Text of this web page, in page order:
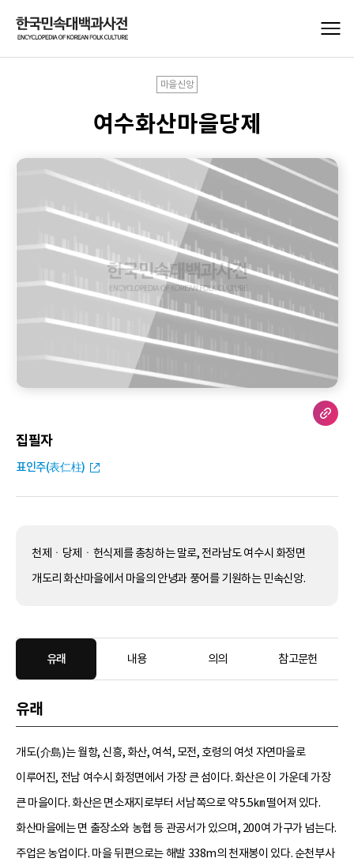
마을신앙
여수화산마을당제
집필자
표인주(表仁柱)
천제ㆍ당제ㆍ헌식제를 총칭하는 말로, 전라남도 여수시 화정면
개도리 화산마을에서 마을의 안녕과 풍어를 기원하는 민속신앙.
유래 내용 의의 참고문헌
유래
개도(介島)는 월항, 신흥, 화산, 여석, 모전, 호령의 여섯 자연마을로
이루어진, 전남 여수시 화정면에서 가장 큰 섬이다. 화산은 이 가운데 가장
큰 마을이다. 화산은 면소재지로부터 서남쪽으로 약 5.5㎞ 떨어져 있다.
화산마을에는 면 출장소와 농협 등 관공서가 있으며, 200여 가구가 넘는다.
주업은 농업이다. 마을 뒤편으로는 해발 338m의 천재봉이 있다. 순천부사